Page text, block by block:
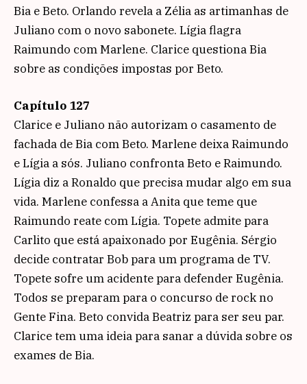
Bia e Beto. Orlando revela a Zélia as artimanhas de
Juliano com o novo sabonete. Lígia flagra
Raimundo com Marlene. Clarice questiona Bia
sobre as condições impostas por Beto.
Capítulo 127
Clarice e Juliano não autorizam o casamento de
fachada de Bia com Beto. Marlene deixa Raimundo
e Lígia a sós. Juliano confronta Beto e Raimundo.
Lígia diz a Ronaldo que precisa mudar algo em sua
vida. Marlene confessa a Anita que teme que
Raimundo reate com Lígia. Topete admite para
Carlito que está apaixonado por Eugênia. Sérgio
decide contratar Bob para um programa de TV.
Topete sofre um acidente para defender Eugênia.
Todos se preparam para o concurso de rock no
Gente Fina. Beto convida Beatriz para ser seu par.
Clarice tem uma ideia para sanar a dúvida sobre os
exames de Bia.